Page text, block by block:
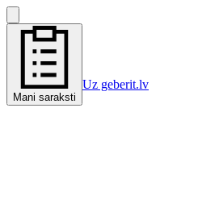
Mani saraksti
Uz geberit.lv